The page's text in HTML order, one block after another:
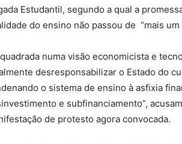
Estudantil, segundo a qual a
do ensino não passou de “mais
numa visão economicista e
desresponsabilizar o Estado do
o sistema de ensino à asfixia
e subfinanciamento”,
de protesto agora convocada.